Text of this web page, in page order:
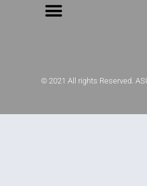
© 2021 All rights Reserved.